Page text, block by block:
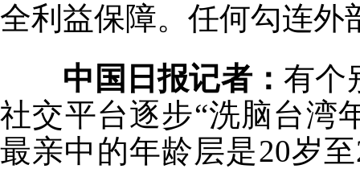
全利益保障。任何勾连外
中国日报记者：有个
社交平台逐步“洗脑台湾
最亲中的年龄层是20岁